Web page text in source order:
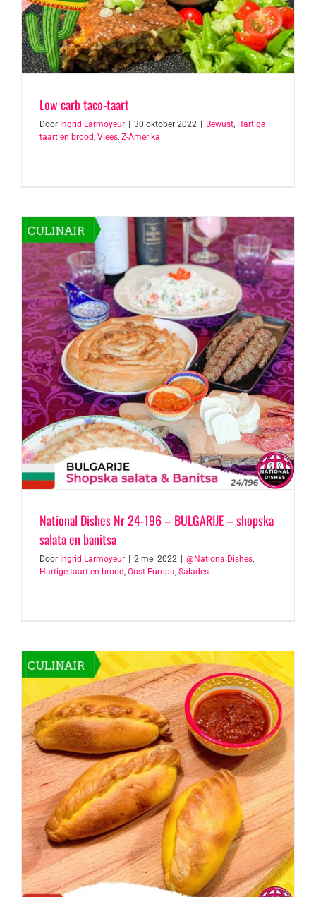
Low carb taco-taart
Door Ingrid Larmoyeur 30 oktober 2022 Bewust, Hartige
taart en brood, Vlees, Z-Amerika
National Dishes Nr 24-196 – BULGARIJE – shopska
salata en banitsa
Door Ingrid Larmoyeur 2 mei 2022 @NationalDishes,
Hartige taart en brood, Oost-Europa, Salades